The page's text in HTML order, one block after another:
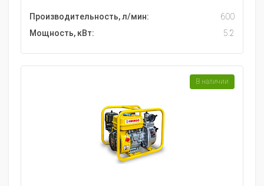
Производительность, л/мин:
600
Мощность, кВт:
5.2
В наличии